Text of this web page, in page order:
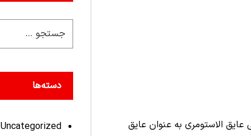
عایق الاستومری به عنوان عایق
دسته‌ها
Uncategorized